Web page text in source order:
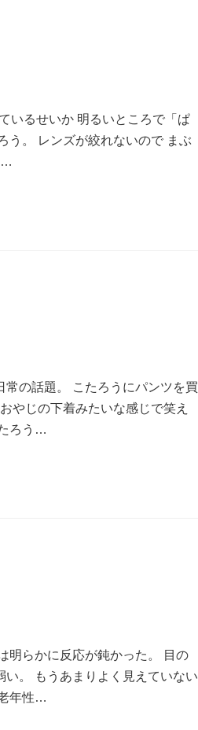
いるせいか 明るいところで「ぱ
う。 レンズが絞れないので まぶ
…
の話題。 こたろうにパンツを買
やじの下着みたいな感じで笑え
ろう…
明らかに反応が鈍かった。 目の
。 もうあまりよく見えていない
年性…